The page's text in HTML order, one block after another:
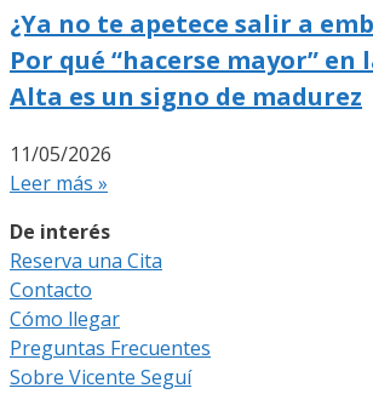
¿Ya no te apetece salir a
Por qué “hacerse mayor” en
Alta es un signo de madurez
11/05/2026
Leer más »
De interés
Reserva una Cita
Contacto
Cómo llegar
Preguntas Frecuentes
Sobre Vicente Seguí